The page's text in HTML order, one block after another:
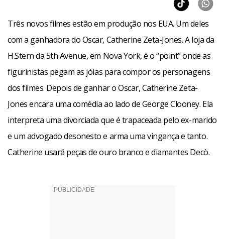
Três novos filmes estão em produção nos EUA. Um deles
com a ganhadora do Oscar, Catherine Zeta-Jones. A loja da
H.Stern da 5th Avenue, em Nova York, é o “point” onde as
figurinistas pegam as jóias para compor os personagens
dos filmes. Depois de ganhar o Oscar, Catherine Zeta-
Jones encara uma comédia ao lado de George Clooney. Ela
interpreta uma divorciada que é trapaceada pelo ex-marido
e um advogado desonesto e arma uma vingança e tanto.
Catherine usará peças de ouro branco e diamantes Decò.